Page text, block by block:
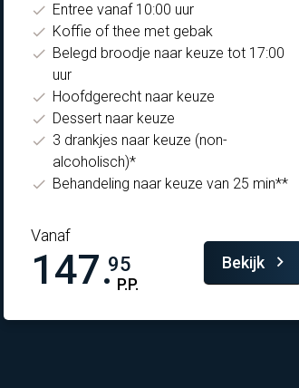
Entree vanaf 10:00 uur
Koffie of thee met gebak
Belegd broodje naar keuze tot 17:00
uur
Hoofdgerecht naar keuze
Dessert naar keuze
3 drankjes naar keuze (non-
alcoholisch)*
Behandeling naar keuze van 25 min**
Vanaf
147.95
P.P.
Bekijk